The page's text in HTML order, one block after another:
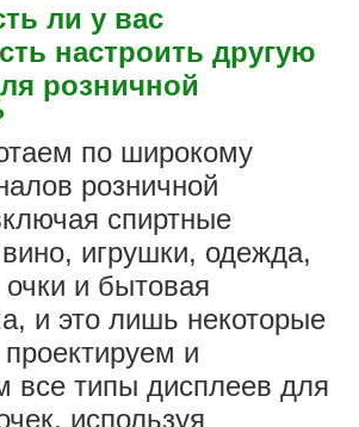
ли у вас
настроить другую
розничной
по широкому
розничной
спиртные
игрушки, одежда,
очки и бытовая
и это лишь некоторые
и
все типы дисплеев для
используя